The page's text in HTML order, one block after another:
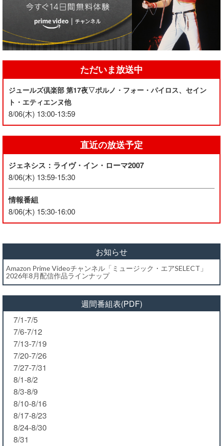
ただいま放送中
ジュールズ倶楽部 第17夜▽ポルノ・フォー・パイロス、セイン
ト・エティエンヌ他
8/06(木) 13:00-13:59
直近の放送予定
ジェネシス：ライヴ・イン・ローマ2007
8/06(木) 13:59-15:30
情報番組
8/06(木) 15:30-16:00
お知らせ
Amazon Prime Videoチャンネル「ミュージック・エアSELECT」
2026年8月配信作品ラインナップ
週間番組表(PDF)
7/1-7/5
7/6-7/12
7/13-7/19
7/20-7/26
7/27-7/31
8/1-8/2
8/3-8/9
8/10-8/16
8/17-8/23
8/24-8/30
8/31